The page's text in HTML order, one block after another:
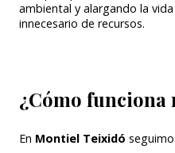
ambiental y alargando la
innecesario de recursos.
¿Cómo funciona
En Montiel Teixidó